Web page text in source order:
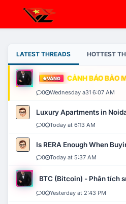
LATEST THREADS HOTTEST
VÀNG CẢNH BÁO BẢO
0 Wednesday a31 6:07 AM
Luxury Apartments in
0 Today at 6:13 AM
Is RERA Enough When
0 Today at 5:37 AM
BTC (Bitcoin) - Phân tích
0 Yesterday at 2:43 PM